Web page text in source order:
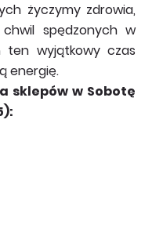
życzymy zdrowia,
spędzonych w
ten wyjątkowy czas
energię.
sklepów w Sobotę